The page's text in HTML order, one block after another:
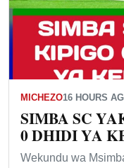
MICHEZO16 HOURS
SIMBA SC
0 DHIDI YA
Wekundu wa